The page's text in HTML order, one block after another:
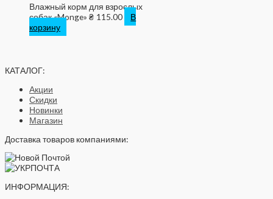
Влажный корм для взрослых
собак «Monge» ₴ 115.00
В
корзину
КАТАЛОГ:
Акции
Скидки
Новинки
Магазин
Доставка товаров компаниями:
ИНФОРМАЦИЯ: